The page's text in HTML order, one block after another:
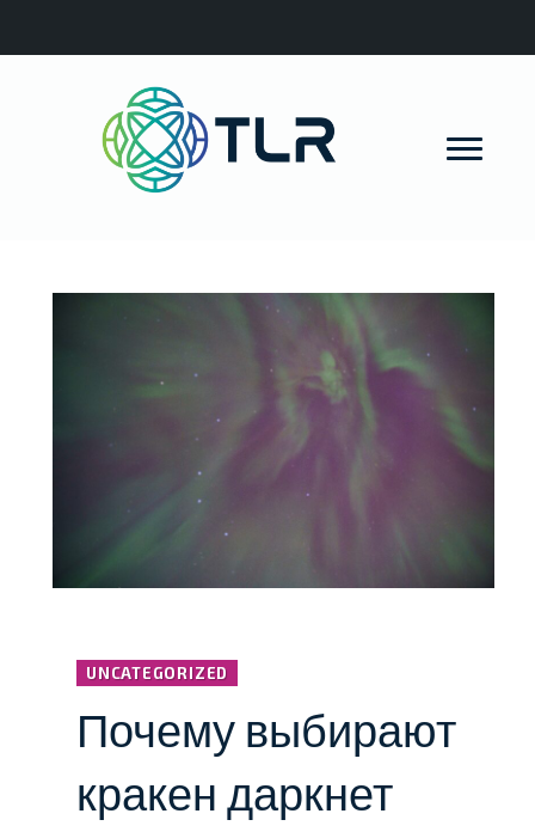
UNCATEGORIZED
Почему выбирают
кракен даркнет